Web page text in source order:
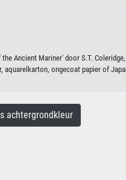
Ancient Mariner' door S.T.
aquarelkarton, ongecoat papier of
achtergrondkleur